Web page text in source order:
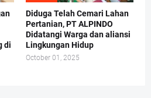
di
Diduga Telah Cemari Lahan
Pertanian, PT ALPINDO
Didatangi Warga dan aliansi
Lingkungan Hidup
October 01, 2025